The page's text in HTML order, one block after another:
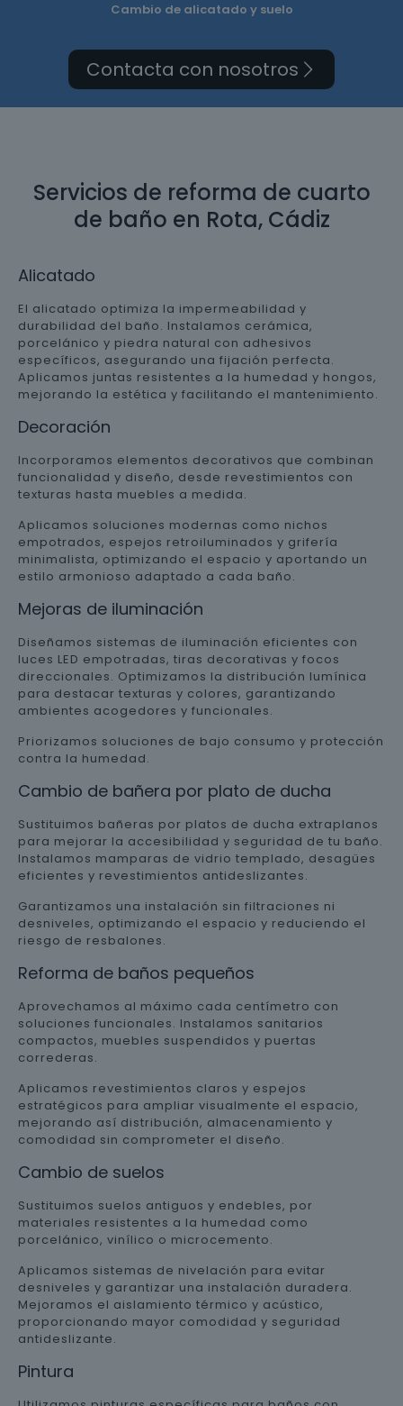
Cambio de alicatado y suelo
Contacta con nosotros
Servicios de reforma de cuarto
de baño en Rota, Cádiz
Alicatado
El alicatado optimiza la impermeabilidad y
durabilidad del baño. Instalamos cerámica,
porcelánico y piedra natural con adhesivos
específicos, asegurando una fijación perfecta.
Aplicamos juntas resistentes a la humedad y hongos,
mejorando la estética y facilitando el mantenimiento.
Decoración
Incorporamos elementos decorativos que combinan
funcionalidad y diseño, desde revestimientos con
texturas hasta muebles a medida.
Aplicamos soluciones modernas como nichos
empotrados, espejos retroiluminados y grifería
minimalista, optimizando el espacio y aportando un
estilo armonioso adaptado a cada baño.
Mejoras de iluminación
Diseñamos sistemas de iluminación eficientes con
luces LED empotradas, tiras decorativas y focos
direccionales. Optimizamos la distribución lumínica
para destacar texturas y colores, garantizando
ambientes acogedores y funcionales.
Priorizamos soluciones de bajo consumo y protección
contra la humedad.
Cambio de bañera por plato de ducha
Sustituimos bañeras por platos de ducha extraplanos
para mejorar la accesibilidad y seguridad de tu baño.
Instalamos mamparas de vidrio templado, desagües
eficientes y revestimientos antideslizantes.
Garantizamos una instalación sin filtraciones ni
desniveles, optimizando el espacio y reduciendo el
riesgo de resbalones.
Reforma de baños pequeños
Aprovechamos al máximo cada centímetro con
soluciones funcionales. Instalamos sanitarios
compactos, muebles suspendidos y puertas
correderas.
Aplicamos revestimientos claros y espejos
estratégicos para ampliar visualmente el espacio,
mejorando así distribución, almacenamiento y
comodidad sin comprometer el diseño.
Cambio de suelos
Sustituimos suelos antiguos y endebles, por
materiales resistentes a la humedad como
porcelánico, vinílico o microcemento.
Aplicamos sistemas de nivelación para evitar
desniveles y garantizar una instalación duradera.
Mejoramos el aislamiento térmico y acústico,
proporcionando mayor comodidad y seguridad
antideslizante.
Pintura